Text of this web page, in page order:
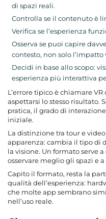
di spazi reali.
Controlla se il contenuto è
Verifica se l’esperienza
Osserva se puoi capire
contesto, non solo l’impatto
Decidi in base allo scopo:
esperienza più interattiva
L’errore tipico è chiamare
aspettarsi lo stesso risultato.
pratica, il grado di
iniziale.
La distinzione tra tour e
apparenza: cambia il tipo di
la visione. Un formato serve
osservare meglio gli spazi e
Capito il formato, resta la
qualità dell’esperienza:
che molte app sembrano
nell’uso reale.